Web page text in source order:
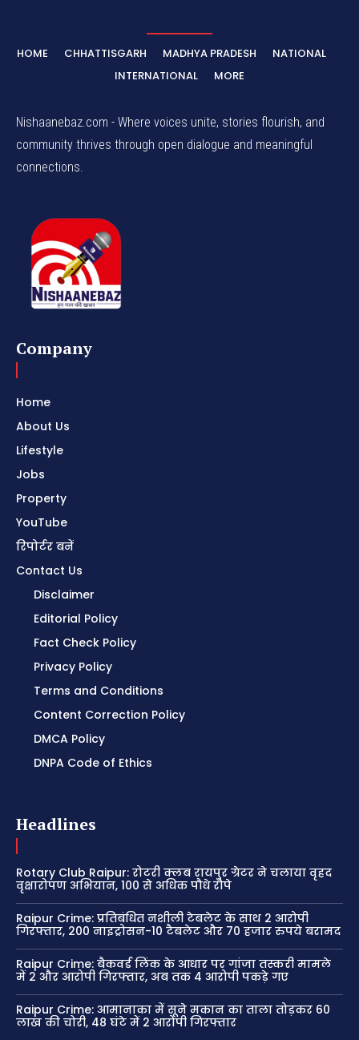
HOME CHHATTISGARH MADHYA PRADESH
NATIONAL
INTERNATIONAL
MORE
Nishaanebaz.com - Where voices unite, stories flourish, and
community thrives through open dialogue and meaningful
connections.
Company
Home
About Us
Lifestyle
Jobs
Property
YouTube
रिपोर्टर बनें
Contact Us
Disclaimer
Editorial Policy
Fact Check Policy
Privacy Policy
Terms and Conditions
Content Correction Policy
DMCA Policy
DNPA Code of Ethics
Headlines
Rotary Club Raipur: रोटरी क्लब रायपुर ग्रेटर ने चलाया वृहद
वृक्षारोपण अभियान, 100 से अधिक पौधे रोपे
Raipur Crime: प्रतिबंधित नशीली टेबलेट के साथ 2 आरोपी
गिरफ्तार, 200 नाइट्रोसन-10 टैबलेट और 70 हजार रुपये बरामद
Raipur Crime: बैकवर्ड लिंक के आधार पर गांजा तस्करी मामले
में 2 और आरोपी गिरफ्तार, अब तक 4 आरोपी पकड़े गए
Raipur Crime: आमानाका में सूने मकान का ताला तोड़कर 60
लाख की चोरी, 48 घंटे में 2 आरोपी गिरफ्तार